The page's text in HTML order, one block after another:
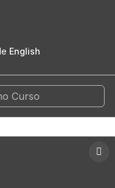
English
Curso